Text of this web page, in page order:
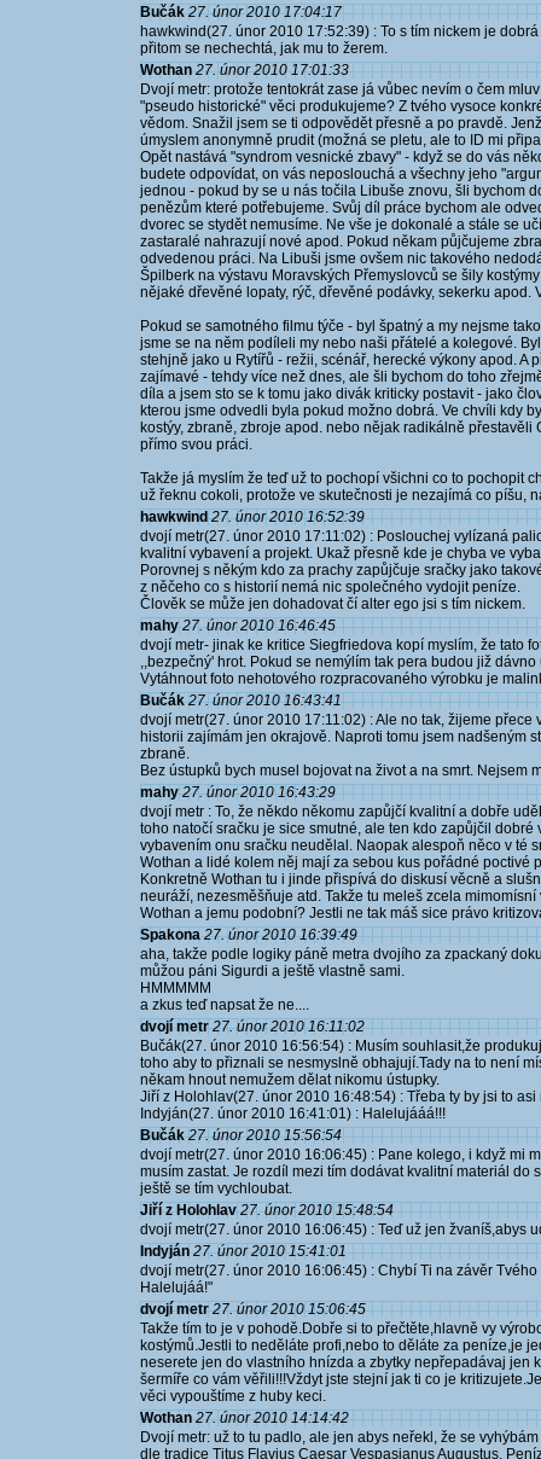
Bučák 27. únor 2010 17:04:17
hawkwind(27. únor 2010 17:52:39) : To s tím nickem je
přitom se nechechtá, jak mu to žerem.
Wothan 27. únor 2010 17:01:33
Dvojí metr: protože tentokrát zase já vůbec nevím o čem
"pseudo historické" věci produkujeme? Z tvého vysoce
vědom. Snažil jsem se ti odpovědět přesně a po pravdě.
úmyslem anonymně prudit (možná se pletu, ale to ID mi
Opět nastává "syndrom vesnické zbavy" - když se do vás
budete odpovídat, on vás neposlouchá a všechny jeho
jednou - pokud by se u nás točila Libuše znovu, šli bychom
penězům které potřebujeme. Svůj díl práce bychom ale
dvorec se stydět nemusíme. Ne vše je dokonalé a stále se
zastaralé nahrazují nové apod. Pokud někam půjčujeme
odvedenou práci. Na Libuši jsme ovšem nic takového
Špilberk na výstavu Moravských Přemyslovců se šily
nějaké dřevěné lopaty, rýč, dřevěné podávky, sekerku
Pokud se samotného filmu týče - byl špatný a my nejsme
jsme se na něm podíleli my nebo naši přátelé a kolegové.
stehjně jako u Rytířů - režii, scénář, herecké výkony apod. A
zajímavé - tehdy více než dnes, ale šli bychom do toho
díla a jsem sto se k tomu jako divák kriticky postavit - jako
kterou jsme odvedli byla pokud možno dobrá. Ve chvíli kdy
kostýy, zbraně, zbroje apod. nebo nějak radikálně
přímo svou práci.
Takže já myslím že teď už to pochopí všichni co to pochopit
už řeknu cokoli, protože ve skutečnosti je nezajímá co píšu,
hawkwind 27. únor 2010 16:52:39
dvojí metr(27. únor 2010 17:11:02) : Poslouchej vylízaná
kvalitní vybavení a projekt. Ukaž přesně kde je chyba ve
Porovnej s někým kdo za prachy zapůjčuje sračky jako
z něčeho co s historií nemá nic společného vydojit peníze.
Člověk se může jen dohadovat čí alter ego jsi s tím nickem.
mahy 27. únor 2010 16:46:45
dvojí metr- jinak ke kritice Siegfriedova kopí myslím, že tato
,,bezpečný' hrot. Pokud se nemýlím tak pera budou již
Vytáhnout foto nehotového rozpracovaného výrobku je
Bučák 27. únor 2010 16:43:41
dvojí metr(27. únor 2010 17:11:02) : Ale no tak, žijeme
historii zajímám jen okrajově. Naproti tomu jsem nadšeným
zbraně.
Bez ústupků bych musel bojovat na život a na smrt. Nejsem
mahy 27. únor 2010 16:43:29
dvojí metr : To, že někdo někomu zapůjčí kvalitní a dobře
toho natočí sračku je sice smutné, ale ten kdo zapůjčil dobré
vybavením onu sračku neudělal. Naopak alespoň něco v té
Wothan a lidé kolem něj mají za sebou kus pořádné poctivé
Konkretně Wothan tu i jinde přispívá do diskusí věcně a
neuráží, nezesměšňuje atd. Takže tu meleš zcela
Wothan a jemu podobní? Jestli ne tak máš sice právo
Spakona 27. únor 2010 16:39:49
aha, takže podle logiky páně metra dvojího za zpackaný
můžou páni Sigurdi a ještě vlastně sami.
HMMMMM
a zkus teď napsat že ne....
dvojí metr 27. únor 2010 16:11:02
Bučák(27. únor 2010 16:56:54) : Musím souhlasit,že
toho aby to přiznali se nesmyslně obhajují.Tady na to není
někam hnout nemužem dělat nikomu ústupky.
Jiří z Holohlav(27. únor 2010 16:48:54) : Třeba ty by jsi to
Indyján(27. únor 2010 16:41:01) : Halelujááá!!!
Bučák 27. únor 2010 15:56:54
dvojí metr(27. únor 2010 16:06:45) : Pane kolego, i když mi
musím zastat. Je rozdíl mezi tím dodávat kvalitní materiál
ještě se tím vychloubat.
Jiří z Holohlav 27. únor 2010 15:48:54
dvojí metr(27. únor 2010 16:06:45) : Teď už jen žvaníš,abys
Indyján 27. únor 2010 15:41:01
dvojí metr(27. únor 2010 16:06:45) : Chybí Ti na závěr
Halelujáá!"
dvojí metr 27. únor 2010 15:06:45
Takže tím to je v pohodě.Dobře si to přečtěte,hlavně vy
kostýmů.Jestli to neděláte profi,nebo to děláte za peníze,je
neserete jen do vlastního hnízda a zbytky nepřepadávaj jen
šermíře co vám věřili!!!Vždyt jste stejní jak ti co je
věci vypouštíme z huby keci.
Wothan 27. únor 2010 14:14:42
Dvojí metr: už to tu padlo, ale jen abys neřekl, že se
dle tradice Titus Flavius Caesar Vespasianus Augustus.